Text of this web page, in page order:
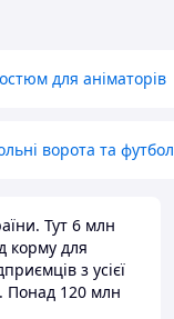
для аніматорів
ворота та
Тут 6 млн
корму для
з усієї
Понад 120 млн